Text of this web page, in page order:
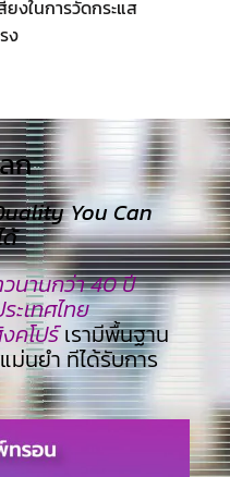
งในการวัดกระแส
ง
ก​
You Can
นานกว่า 40 ปี
ะเทศไทย
คโปร์เรามีพื้นฐาน
นยำ ทีไ่ด้รับการ